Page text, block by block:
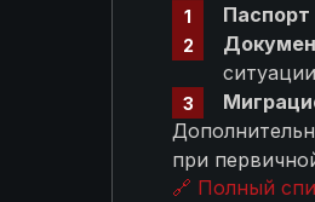
Паспорт
при
🔗 Полный